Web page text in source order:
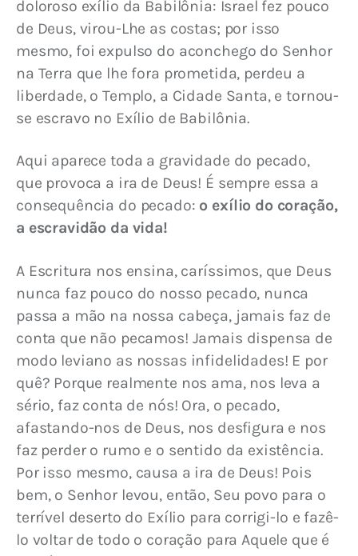
doloroso exílio da Babilônia: Israel fez pouco
de Deus, virou-Lhe as costas; por isso
mesmo, foi expulso do aconchego do Senhor
na Terra que lhe fora prometida, perdeu a
liberdade, o Templo, a Cidade Santa, e tornou-
se escravo no Exílio de Babilônia.
Aqui aparece toda a gravidade do pecado,
que provoca a ira de Deus! É sempre essa a
consequência do pecado: o exílio do coração,
a escravidão da vida!
A Escritura nos ensina, caríssimos, que Deus
nunca faz pouco do nosso pecado, nunca
passa a mão na nossa cabeça, jamais faz de
conta que não pecamos! Jamais dispensa de
modo leviano as nossas infidelidades! E por
quê? Porque realmente nos ama, nos leva a
sério, faz conta de nós! Ora, o pecado,
afastando-nos de Deus, nos desfigura e nos
faz perder o rumo e o sentido da existência.
Por isso mesmo, causa a ira de Deus! Pois
bem, o Senhor levou, então, Seu povo para o
terrível deserto do Exílio para corrigi-lo e fazê-
lo voltar de todo o coração para Aquele que é